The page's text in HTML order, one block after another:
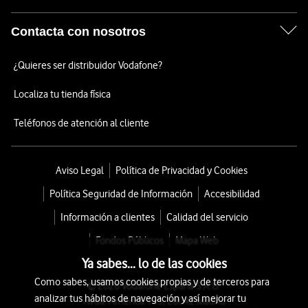
Contacta con nosotros
¿Quieres ser distribuidor Vodafone?
Localiza tu tienda física
Teléfonos de atención al cliente
Aviso Legal
Política de Privacidad y Cookies
Política Seguridad de Información
Accesibilidad
Información a clientes
Calidad del servicio
Fondos Públicos
Mapa Web
© 2026 Vodafone España S.A.U.
Avda. América 115, 28042 Madrid
Ya sabes... lo de las cookies
Como sabes, usamos cookies propias y de terceros para
analizar tus hábitos de navegación y así mejorar tu